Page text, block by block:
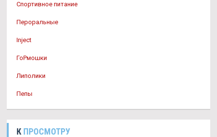
Спортивное питание
Пероральные
Inject
ГоРмошки
Липолики
Пепы
К ПРОСМОТРУ